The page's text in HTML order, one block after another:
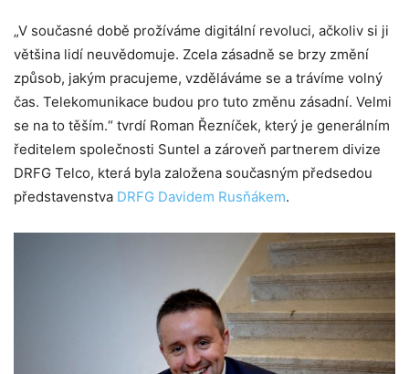
„V současné době prožíváme digitální revoluci, ačkoliv si ji
většina lidí neuvědomuje. Zcela zásadně se brzy změní
způsob, jakým pracujeme, vzděláváme se a trávíme volný
čas. Telekomunikace budou pro tuto změnu zásadní. Velmi
se na to těším.“ tvrdí Roman Řezníček, který je generálním
ředitelem společnosti Suntel a zároveň partnerem divize
DRFG Telco, která byla založena současným předsedou
představenstva DRFG Davidem Rusňákem.